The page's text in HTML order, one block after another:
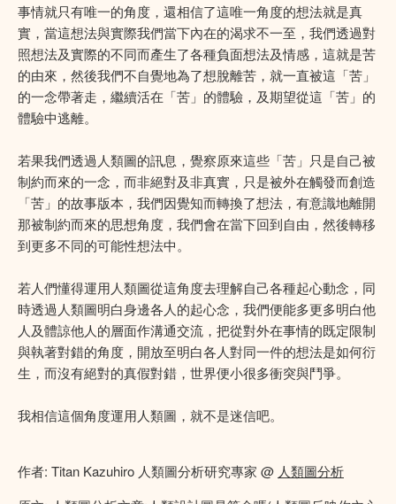
事情就只有唯一的角度，還相信了這唯一角度的想法就是真
實，當這想法與實際我們當下內在的渴求不一至，我們透過對
照想法及實際的不同而產生了各種負面想法及情感，這就是苦
的由來，然後我們不自覺地為了想脫離苦，就一直被這「苦」
的一念帶著走，繼續活在「苦」的體驗，及期望從這「苦」的
體驗中逃離。
若果我們透過人類圖的訊息，覺察原來這些「苦」只是自己被
制約而來的一念，而非絕對及非真實，只是被外在觸發而創造
「苦」的故事版本，我們因覺知而轉換了想法，有意識地離開
那被制約而來的思想角度，我們會在當下回到自由，然後轉移
到更多不同的可能性想法中。
若人們懂得運用人類圖從這角度去理解自己各種起心動念，同
時透過人類圖明白身邊各人的起心念，我們便能多更多明白他
人及體諒他人的層面作溝通交流，把從對外在事情的既定限制
與執著對錯的角度，開放至明白各人對同一件的想法是如何衍
生，而沒有絕對的真假對錯，世界便小很多衝突與鬥爭。
我相信這個角度運用人類圖，就不是迷信吧。
作者: Titan Kazuhiro 人類圖分析研究專家 @ 人類圖分析